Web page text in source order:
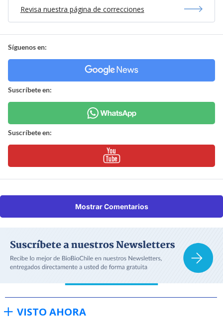
Revisa nuestra página de correcciones
Síguenos en:
Suscríbete en:
Suscríbete en:
Mostrar Comentarios
VISTO AHORA